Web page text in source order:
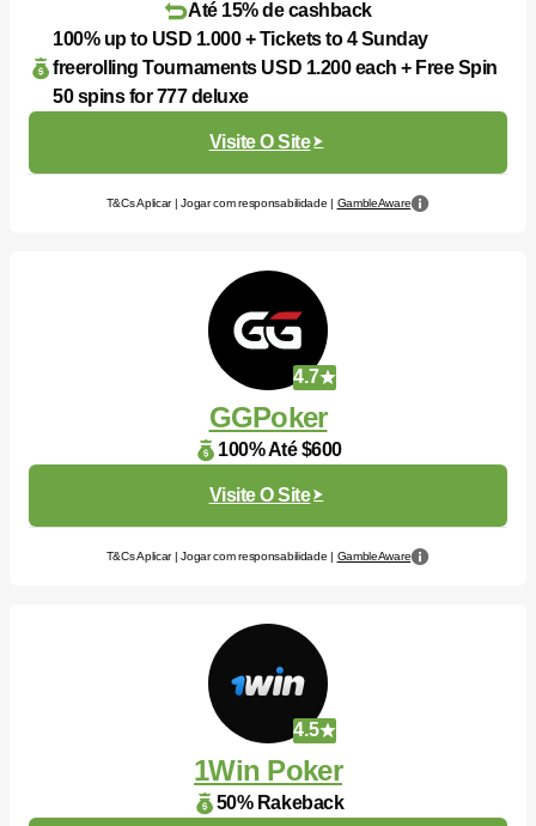
Até 15% de cashback
100% up to USD 1.000 + Tickets to 4 Sunday
freerolling Tournaments USD 1.200 each + Free Spin
50 spins for 777 deluxe
Visite O Site
T&Cs Aplicar | Jogar com responsabilidade | GambleAware
4.7
GGPoker
100% Até $600
Visite O Site
T&Cs Aplicar | Jogar com responsabilidade | GambleAware
4.5
1Win Poker
50% Rakeback